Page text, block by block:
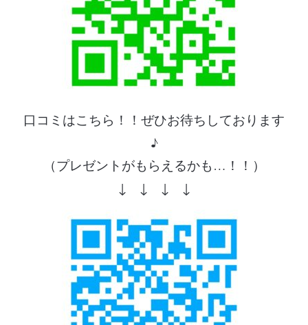
口コミはこちら！！ぜひお待ちしております
♪
（プレゼントがもらえるかも…！！）
↓ ↓ ↓ ↓